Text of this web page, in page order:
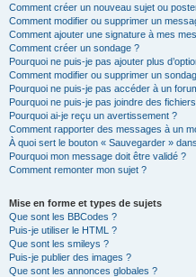
Comment créer un nouveau sujet ou
Comment modifier ou supprimer un
Comment ajouter une signature à mes
Comment créer un sondage ?
Pourquoi ne puis-je pas ajouter plus
Comment modifier ou supprimer un
Pourquoi ne puis-je pas accéder à un
Pourquoi ne puis-je pas joindre des
Pourquoi ai-je reçu un avertissement ?
Comment rapporter des messages à un
À quoi sert le bouton « Sauvegarder »
Pourquoi mon message doit être validé ?
Comment remonter mon sujet ?
Mise en forme et types de sujets
Que sont les BBCodes ?
Puis-je utiliser le HTML ?
Que sont les smileys ?
Puis-je publier des images ?
Que sont les annonces globales ?